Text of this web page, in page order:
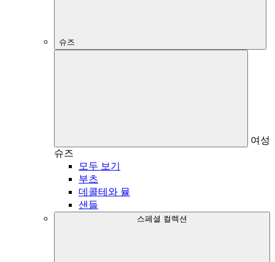
슈즈
여성
슈즈
모두 보기
부츠
데콜테와 뮬
샌들
스페셜 컬렉션